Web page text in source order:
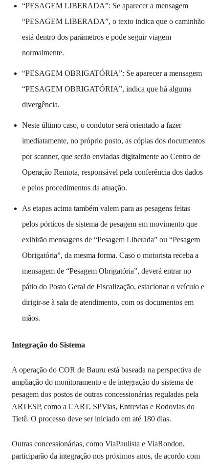
“PESAGEM LIBERADA”: Se aparecer a mensagem
“PESAGEM LIBERADA”, o texto indica que o caminhão
está dentro dos parâmetros e pode seguir viagem
normalmente.
“PESAGEM OBRIGATÓRIA”: Se aparecer a mensagem
“PESAGEM OBRIGATÓRIA”, indica que há alguma
divergência.
Neste último caso, o condutor será orientado a fazer
imediatamente, no próprio posto, as cópias dos documentos
por scanner, que serão enviadas digitalmente ao Centro de
Operação Remota, responsável pela conferência dos dados
e pelos procedimentos da atuação.
As etapas acima também valem para as pesagens feitas
pelos pórticos de sistema de pesagem em movimento que
exibirão mensagens de “Pesagem Liberada” ou “Pesagem
Obrigatória”, da mesma forma. Caso o motorista receba a
mensagem de “Pesagem Obrigatória”, deverá entrar no
pátio do Posto Geral de Fiscalização, estacionar o veículo e
dirigir-se à sala de atendimento, com os documentos em
mãos.
Integração do Sistema
A operação do COR de Bauru está baseada na perspectiva de
ampliação do monitoramento e de integração do sistema de
pesagem dos postos de outras concessionárias reguladas pela
ARTESP, como a CART, SPVias, Entrevias e Rodovias do
Tietê. O processo deve ser iniciado em até 180 dias.
Outras concessionárias, como ViaPaulista e ViaRondon,
participarão da integração nos próximos anos, de acordo com